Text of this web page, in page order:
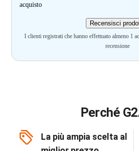
acquisto
Recensisci
I clienti registrati che hanno effettuato almeno 1
recensione
Perché
La più ampia scelta al